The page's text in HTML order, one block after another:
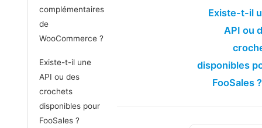
complémentaires
de
WooCommerce ?
Existe-t-il une
API ou des
crochets
disponibles pour
FooSales ?
Existe-t-il
API ou
disponibles
FooSales